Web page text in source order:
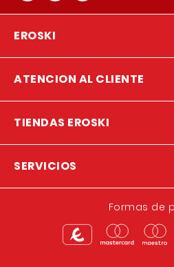
EROSKI
ATENCION AL CLIENTE
TIENDAS EROSKI
SERVICIOS
Formas de